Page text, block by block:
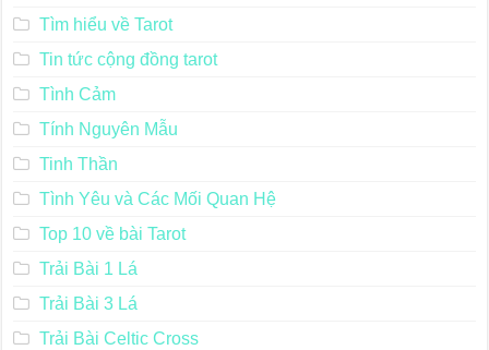
Tìm hiểu về Tarot
Tin tức cộng đồng tarot
Tình Cảm
Tính Nguyên Mẫu
Tinh Thần
Tình Yêu và Các Mối Quan Hệ
Top 10 về bài Tarot
Trải Bài 1 Lá
Trải Bài 3 Lá
Trải Bài Celtic Cross